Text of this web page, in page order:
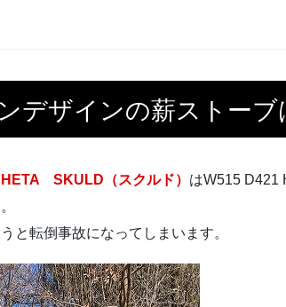
デザインの薪ストーブ
HETA SKULD（スクルド） はW515 D421
と転倒事故になってしまいます。